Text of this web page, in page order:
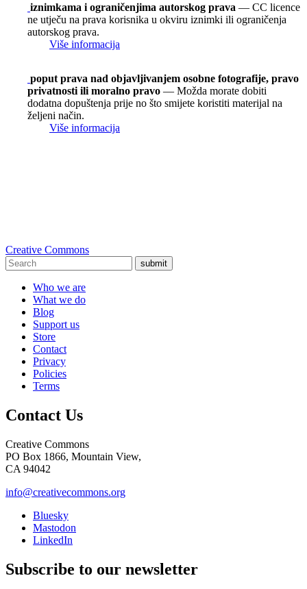
iznimkama i ograničenjima autorskog prava — CC licence
ne utječu na prava korisnika u okviru iznimki ili ograničenja
autorskog prava.
Više informacija
poput prava nad objavljivanjem osobne fotografije, pravo
privatnosti ili moralno pravo — Možda morate dobiti
dodatna dopuštenja prije no što smijete koristiti materijal na
željeni način.
Više informacija
Creative Commons
submit
Who we are
What we do
Blog
Support us
Store
Contact
Privacy
Policies
Terms
Contact Us
Creative Commons
PO Box 1866, Mountain View,
CA 94042
info@creativecommons.org
Bluesky
Mastodon
LinkedIn
Subscribe to our newsletter